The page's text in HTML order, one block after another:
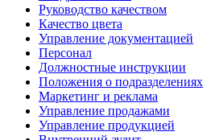
Руководство качеством
Качество цвета
Управление документацией
Персонал
Должностные инструкции
Положения о подразделениях
Маркетинг и реклама
Управление продажами
Управление продукцией